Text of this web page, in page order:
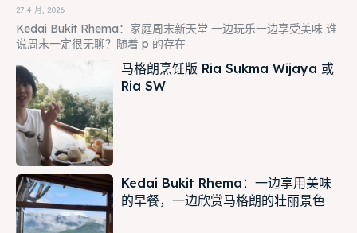
27 4 月, 2026
Kedai Bukit Rhema：家庭周末新天堂 一边玩乐一边享受美味 谁
说周末一定很无聊？随着 p 的存在
马格朗烹饪版 Ria Sukma Wijaya 或
Ria SW
Kedai Bukit Rhema：一边享用美味
的早餐，一边欣赏马格朗的壮丽景色